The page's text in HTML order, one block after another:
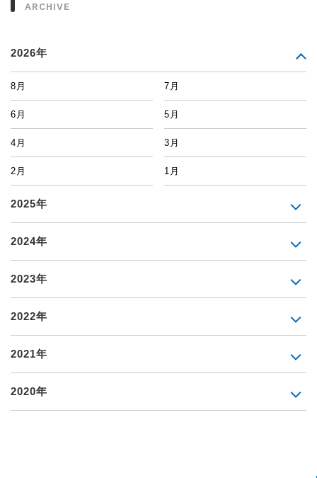
ARCHIVE
2026年
8月 7月
6月 5月
4月 3月
2月 1月
2025年
2024年
2023年
2022年
2021年
2020年